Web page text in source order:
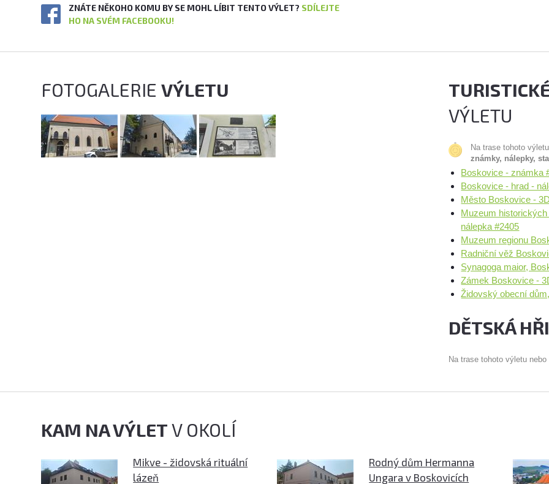
ZNÁTE NĚKOHO KOMU BY SE MOHL LÍBIT TENTO VÝLET? SDÍLEJTE
HO NA SVÉM FACEBOOKU!
FOTOGALERIEVÝLETU
VÝLETU
Na trase tohoto
známky, nálepky,
Boskovice - známka
Boskovice - hrad -
Město Boskovice -
Muzeum
nálepka #2405
Muzeum regionu
Radniční věž
Synagoga maior,
Zámek Boskovice -
Židovský obecní
DĚTSKÁ
Na trase tohoto výletu
KAM NA VÝLETV OKOLÍ
Mikve - židovská rituální
lázeň
Rodný dům Hermanna
Ungara v Boskovicích